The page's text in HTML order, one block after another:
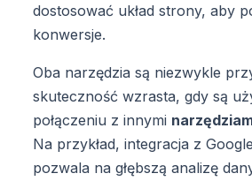
dostosować układ strony, aby
konwersje.
Oba narzędzia są niezwykle
skuteczność wzrasta, gdy są
połączeniu z innymi
Na przykład, integracja z
pozwala na głębszą analizę